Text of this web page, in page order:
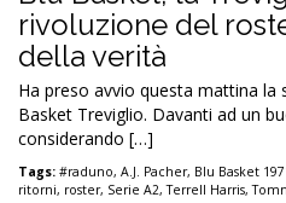
rivoluzione del
della verità
Ha preso avvio questa mattina la
Basket Treviglio. Davanti ad un
considerando […]
Tags: #raduno, A.J. Pacher, Blu Basket
ritorni, roster, Serie A2,Terrell Harris,